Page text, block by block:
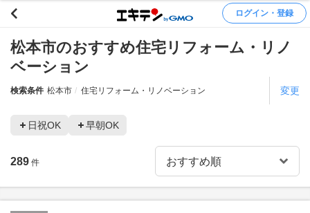
ログイン・登録
松本市のおすすめ住宅リフォーム・リノ
ベーション
検索条件 松本市 住宅リフォーム・リノベーション 変更
日祝OK 早朝OK
289 件